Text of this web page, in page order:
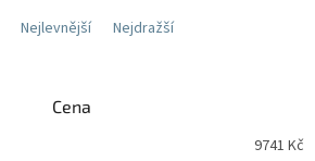
Nejlevnější Nejdražší
Cena
9741 Kč